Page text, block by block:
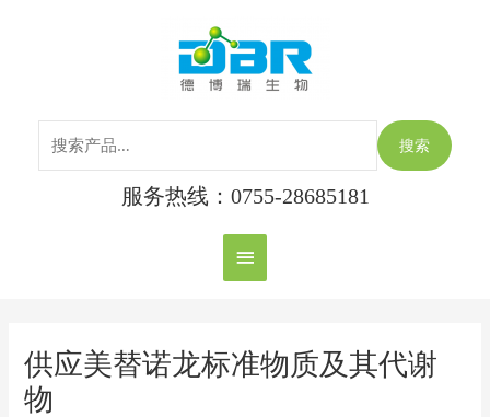
主
菜
单
搜索
服务热线：0755-28685181
供应美替诺龙标准物质及其代谢
物